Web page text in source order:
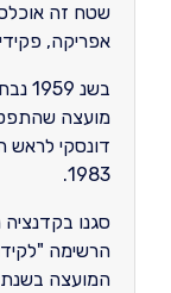
שטח זה אוכלס
אפריקה,
דונסקי לראש
1983.
סגנו
הרשימה